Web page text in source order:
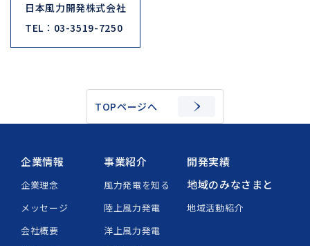
日本風力開発株式会社
TEL：03-3519-7250
TOPページへ
企業情報
企業理念
メッセージ
会社概要
事業紹介
風力発電を知る
陸上風力発電
洋上風力発電
開発実績
地域のみなさまと
地域活動紹介